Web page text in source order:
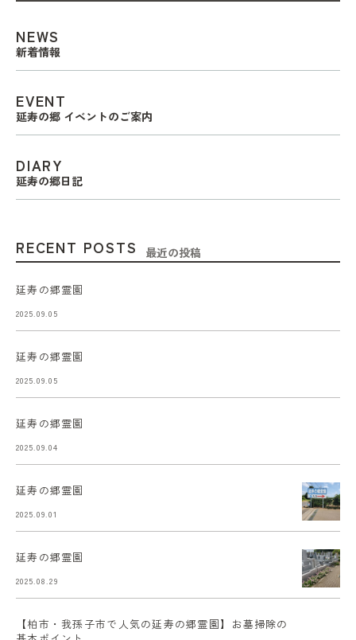
NEWS
新着情報
EVENT
延寿の郷 イベントのご案内
DIARY
延寿の郷日記
RECENT POSTS 最近の投稿
延寿の郷霊園
2025.09.05
延寿の郷霊園
2025.09.05
延寿の郷霊園
2025.09.04
延寿の郷霊園
2025.09.01
延寿の郷霊園
2025.08.29
【柏市・我孫子市で人気の延寿の郷霊園】お墓掃除の